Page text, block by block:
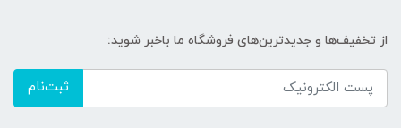
از تخفیف‌ها و جدیدترین‌های فروشگاه ما باخبر شوید:
ثبت‌نام